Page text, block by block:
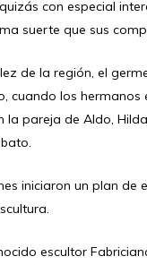
con especial
suerte que sus
de la región, el
cuando los
la pareja de Aldo,
iniciaron un plan
escultor